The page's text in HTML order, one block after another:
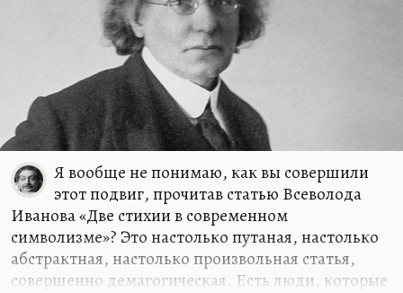
Я вообще не понимаю, как вы совершили
этот подвиг, прочитав статью Всеволода
Иванова «Две стихии в современном
символизме»? Это настолько путаная, настолько
абстрактная, настолько произвольная статья,
совершенно демагогическая. Есть люди, которые